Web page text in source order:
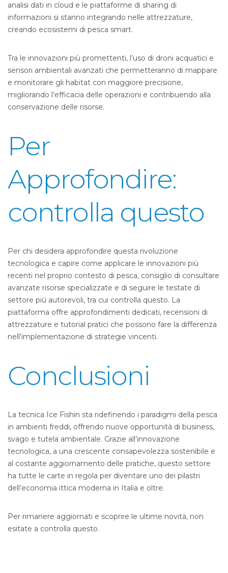
analisi dati in cloud e le piattaforme di sharing di
informazioni si stanno integrando nelle attrezzature,
creando ecosistemi di pesca smart.
Tra le innovazioni più promettenti, l’uso di droni acquatici e
sensori ambientali avanzati che permetteranno di mappare
e monitorare gli habitat con maggiore precisione,
migliorando l’efficacia delle operazioni e contribuendo alla
conservazione delle risorse.
Per
Approfondire:
controlla questo
Per chi desidera approfondire questa rivoluzione
tecnologica e capire come applicare le innovazioni più
recenti nel proprio contesto di pesca, consiglio di consultare
avanzate risorse specializzate e di seguire le testate di
settore più autorevoli, tra cui controlla questo. La
piattaforma offre approfondimenti dedicati, recensioni di
attrezzature e tutorial pratici che possono fare la differenza
nell’implementazione di strategie vincenti.
Conclusioni
La tecnica Ice Fishin sta ridefinendo i paradigmi della pesca
in ambienti freddi, offrendo nuove opportunità di business,
svago e tutela ambientale. Grazie all’innovazione
tecnologica, a una crescente consapevolezza sostenibile e
al costante aggiornamento delle pratiche, questo settore
ha tutte le carte in regola per diventare uno dei pilastri
dell’economia ittica moderna in Italia e oltre.
Per rimanere aggiornati e scoprire le ultime novità, non
esitate a controlla questo.